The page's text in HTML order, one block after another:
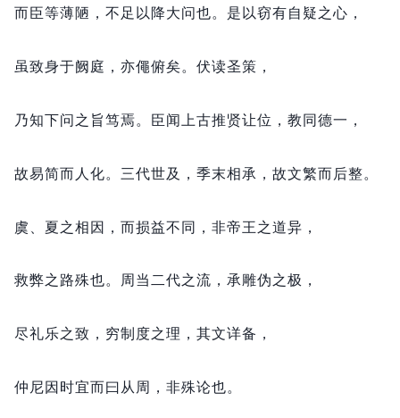
而臣等薄陋， 不足以降大问也。 是以窃有自疑之心，
虽致身于阙庭， 亦僶俯矣。 伏读圣策，
乃知下问之旨笃焉。 臣闻上古推贤让位， 教同德一，
故易简而人化。 三代世及， 季末相承， 故文繁而后整。
虞、夏之相因， 而损益不同， 非帝王之道异，
救弊之路殊也。 周当二代之流， 承雕伪之极，
尽礼乐之致， 穷制度之理， 其文详备，
仲尼因时宜而曰从周， 非殊论也。